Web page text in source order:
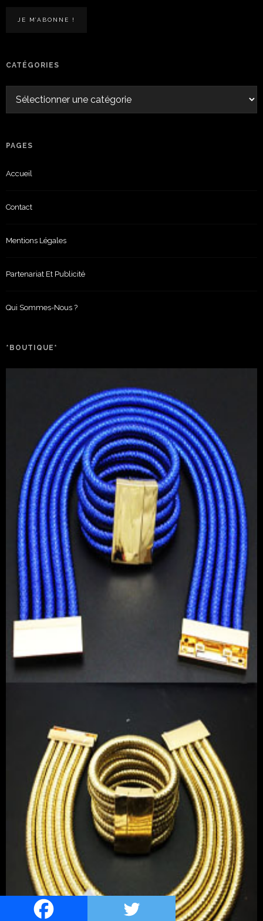
CATÉGORIES
PAGES
Accueil
Contact
Mentions Légales
Partenariat Et Publicité
Qui Sommes-Nous ?
*BOUTIQUE*